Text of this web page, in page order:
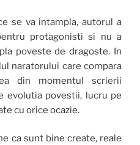
se va intampla, autorul a
protagonisti si nu a
poveste de dragoste. In
naratorului care compara
din momentul scrierii
evolutia povestii, lucru pe
cu orice ocazie.
ca sunt bine create, reale